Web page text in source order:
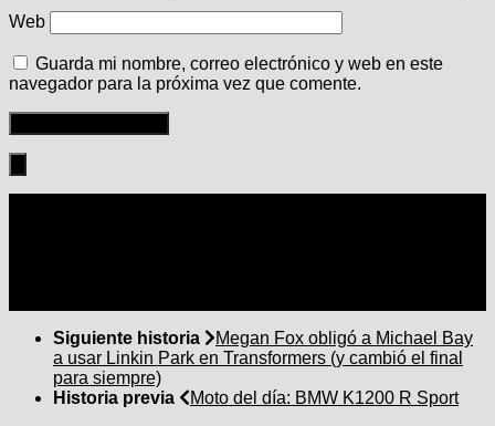
Web
Guarda mi nombre, correo electrónico y web en este
navegador para la próxima vez que comente.
Siguiente historia
Megan Fox obligó a Michael Bay
a usar Linkin Park en Transformers (y cambió el final
para siempre)
Historia previa
Moto del día: BMW K1200 R Sport